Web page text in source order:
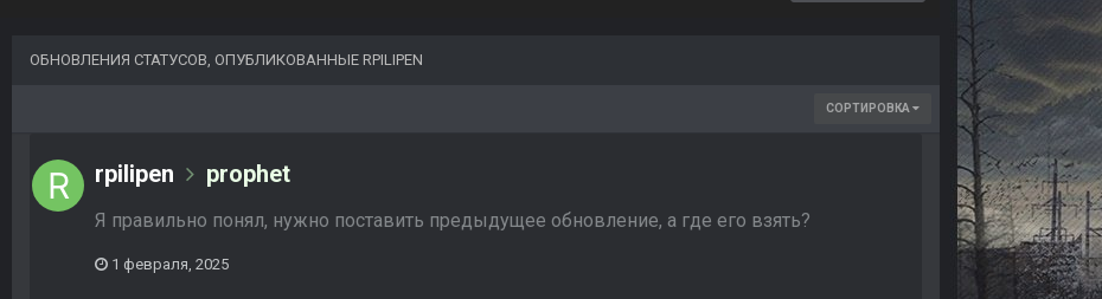
ОБНОВЛЕНИЯ СТАТУСОВ, ОПУБЛИКОВАННЫЕ RPILIPEN
СОРТИРОВКА
rpilipen prophet
Я правильно понял, нужно поставить предыдущее обновление, а где его взять?
1 февраля, 2025